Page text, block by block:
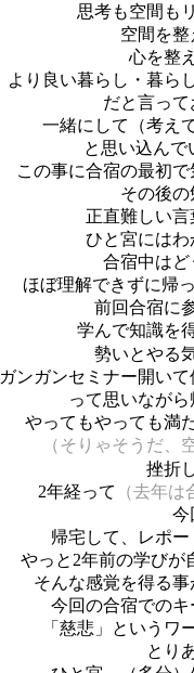
思考も空間も
空間を整
心を整
より良い暮らし・暮ら
だと言って
一緒にして（考え
と思い込んで
この事に合宿の最初
その後の
正直難しい
ひと宮にはわ
合宿中は
ほぼ理解できずに帰
前回合宿に
学んで知識を
勢いとやる
ガンガンセミナー開い
って思いなが
やってもやっても満
（そりゃそうだ、
挫折
2年経って
（去年は
今
帰宅して、レポ
やっと2年前の学びが
そんな感覚を得る
今回の合宿での
「慈悲」というワ
とり